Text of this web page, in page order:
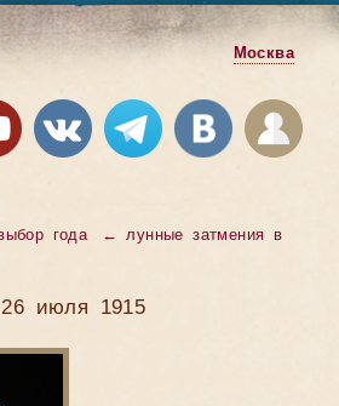
Москва
года ←лунные затмения в
июля 1915